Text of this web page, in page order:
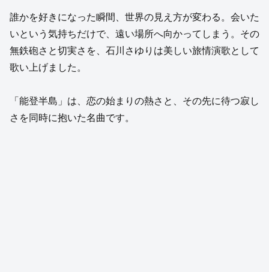
誰かを好きになった瞬間、世界の見え方が変わる。会いた
いという気持ちだけで、遠い場所へ向かってしまう。その
無鉄砲さと切実さを、石川さゆりは美しい旅情演歌として
歌い上げました。
「能登半島」は、恋の始まりの熱さと、その先に待つ寂し
さを同時に抱いた名曲です。